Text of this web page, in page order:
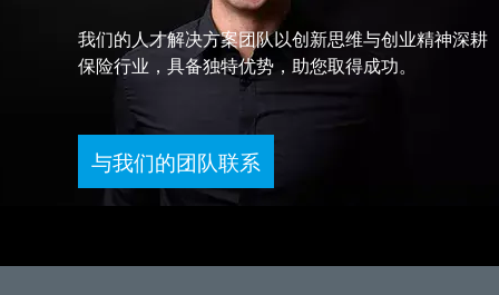
我们的人才解决方案团队以创新思维与创业精神深耕
保险行业，具备独特优势，助您取得成功。
与我们的团队联系